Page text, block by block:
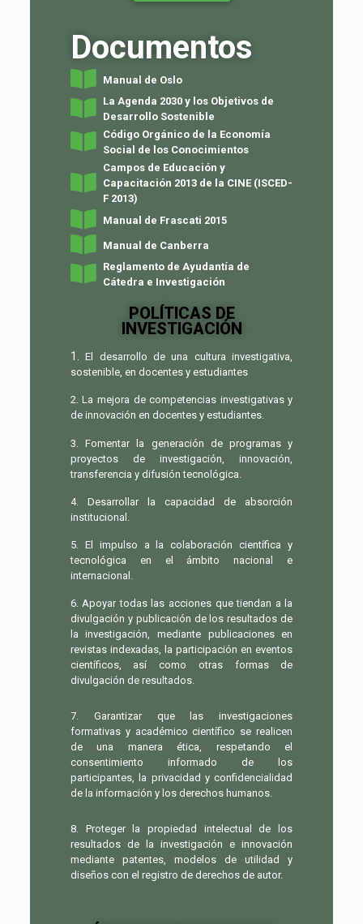
Documentos
Manual de Oslo
La Agenda 2030 y los Objetivos de
Desarrollo Sostenible
Código Orgánico de la Economía
Social de los Conocimientos
Campos de Educación y
Capacitación 2013 de la CINE (ISCED-
F 2013)
Manual de Frascati 2015
Manual de Canberra
Reglamento de Ayudantía de
Cátedra e Investigación
POLÍTICAS DE
INVESTIGACIÓN
1.El desarrollo de una cultura investigativa,
sostenible, en docentes y estudiantes
2. La mejora de competencias investigativas y
de innovación en docentes y estudiantes.
3. Fomentar la generación de programas y
proyectos de investigación, innovación,
transferencia y difusión tecnológica.
4. Desarrollar la capacidad de absorción
institucional.
5. El impulso a la colaboración científica y
tecnológica en el ámbito nacional e
internacional.
6. Apoyar todas las acciones que tiendan a la
divulgación y publicación de los resultados de
la investigación, mediante publicaciones en
revistas indexadas, la participación en eventos
científicos, así como otras formas de
divulgación de resultados.
7. Garantizar que las investigaciones
formativas y académico científico se realicen
de una manera ética, respetando el
consentimiento informado de los
participantes, la privacidad y confidencialidad
de la información y los derechos humanos.
8. Proteger la propiedad intelectual de los
resultados de la investigación e innovación
mediante patentes, modelos de utilidad y
diseños con el registro de derechos de autor.